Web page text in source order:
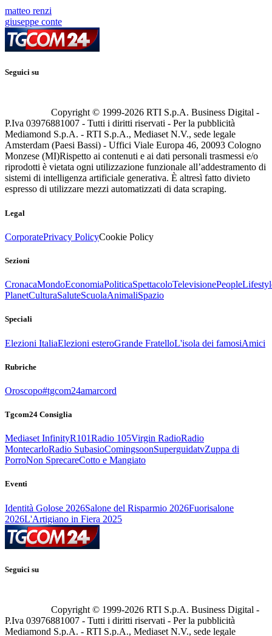
matteo renzi
giuseppe conte
Seguici su
Copyright © 1999-2026 RTI S.p.A. Business Digital -
P.Iva 03976881007 - Tutti i diritti riservati - Per la pubblicità
Mediamond S.p.A. - RTI S.p.A., Mediaset N.V., sede legale
Amsterdam (Paesi Bassi) - Uffici Viale Europa 46, 20093 Cologno
Monzese (MI)Rispetto ai contenuti e ai dati personali trasmessi e/o
riprodotti è vietata ogni utilizzazione funzionale all’addestramento di
sistemi di intelligenza artificiale generativa. È altresì fatto divieto
espresso di utilizzare mezzi automatizzati di data scraping.
Legal
CorporatePrivacy PolicyCookie Policy
Sezioni
CronacaMondoEconomiaPoliticaSpettacoloTelevisionePeople
PlanetCulturaSaluteScuolaAnimaliSpazio
Speciali
Elezioni ItaliaElezioni esteroGrande FratelloL'isola dei famosiAmici
Rubriche
Oroscopo#tgcom24amarcord
Tgcom24 Consiglia
Mediaset InfinityR101Radio 105Virgin RadioRadio
MontecarloRadio SubasioComingsoonSuperguidatvZuppa di
PorroNon SprecareCotto e Mangiato
Eventi
Identità Golose 2026Salone del Risparmio 2026Fuorisalone
2026L'Artigiano in Fiera 2025
Seguici su
Copyright © 1999-2026 RTI S.p.A. Business Digital -
P.Iva 03976881007 - Tutti i diritti riservati - Per la pubblicità
Mediamond S.p.A. - RTI S.p.A., Mediaset N.V., sede legale